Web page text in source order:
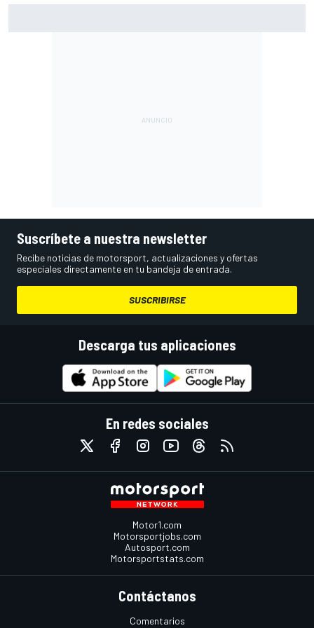
Suscríbete a nuestra newsletter
Recibe noticias de motorsport, actualizaciones y ofertas
especiales directamente en tu bandeja de entrada.
SUSCRIBIRSE
Descarga tus aplicaciones
En redes sociales
Motor1.com
Motorsportjobs.com
Autosport.com
Motorsportstats.com
Contáctanos
Comentarios